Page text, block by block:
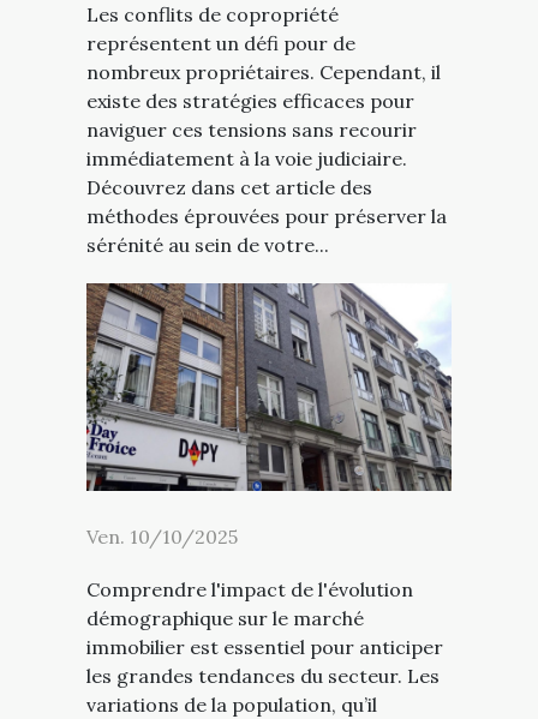
Les conflits de copropriété
représentent un défi pour de
nombreux propriétaires. Cependant, il
existe des stratégies efficaces pour
naviguer ces tensions sans recourir
immédiatement à la voie judiciaire.
Découvrez dans cet article des
méthodes éprouvées pour préserver la
sérénité au sein de votre...
Ven. 10/10/2025
Comprendre l'impact de l'évolution
démographique sur le marché
immobilier est essentiel pour anticiper
les grandes tendances du secteur. Les
variations de la population, qu’il